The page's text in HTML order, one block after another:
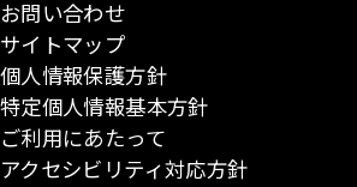
お問い合わせ
サイトマップ
個人情報保護方針
特定個人情報基本方針
ご利用にあたって
アクセシビリティ対応方針